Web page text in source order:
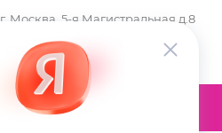
г. Москва, 5-я Магистральная д.8
КОМПАНИЯ
0